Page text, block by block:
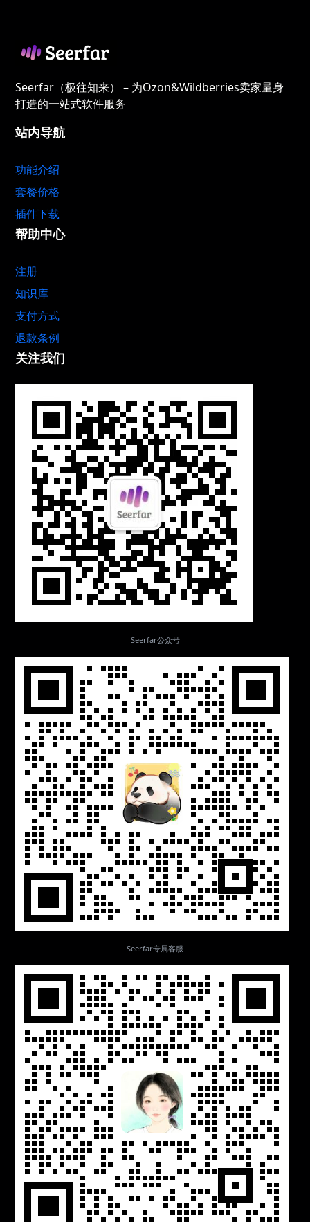
Seerfar（极往知来） – 为Ozon&Wildberries卖家量身
打造的一站式软件服务
站内导航
功能介绍
套餐价格
插件下载
帮助中心
注册
知识库
支付方式
退款条例
关注我们
Seerfar公众号
Seerfar专属客服